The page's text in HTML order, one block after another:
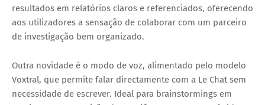
resultados em relatórios claros e referenciados, oferecendo
aos utilizadores a sensação de colaborar com um parceiro
de investigação bem organizado.
Outra novidade é o modo de voz, alimentado pelo modelo
Voxtral, que permite falar directamente com a Le Chat sem
necessidade de escrever. Ideal para brainstormings em